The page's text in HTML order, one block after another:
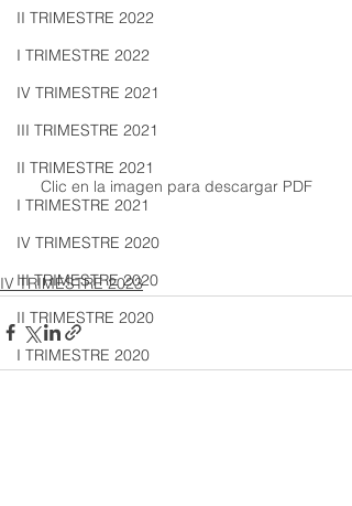
II TRIMESTRE 2022
I TRIMESTRE 2022
IV TRIMESTRE 2021
III TRIMESTRE 2021
II TRIMESTRE 2021
I TRIMESTRE 2021
IV TRIMESTRE 2020
III TRIMESTRE 2020
II TRIMESTRE 2020
I TRIMESTRE 2020
Clic en la imagen para descargar PDF
IV TRIMESTRE 2023